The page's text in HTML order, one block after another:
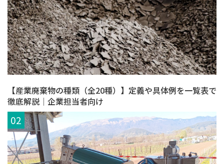
【産業廃棄物の種類（全20種）】定義や具体例を一覧表で
徹底解説│企業担当者向け